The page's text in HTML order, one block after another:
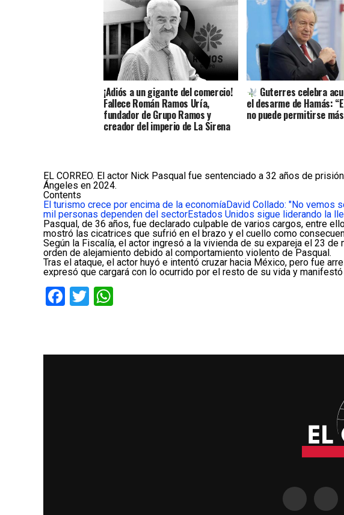
¡Adiós a un gigante del comercio!
Fallece Román Ramos Uría,
fundador de Grupo Ramos y
creador del imperio de La Sirena
Guterres celebra
el desarme de Hamás:
no puede permitirse
EL CORREO. El actor Nick Pasqual fue sentenciado a 32 años de
Ángeles en 2024.
Contents
El turismo crece por encima de la economíaDavid Collado: "No vemos
mil personas dependen del sectorEstados Unidos sigue liderando la
Pasqual, de 36 años, fue declarado culpable de varios cargos, entre
mostró las cicatrices que sufrió en el brazo y el cuello como
Según la Fiscalía, el actor ingresó a la vivienda de su expareja el 23
orden de alejamiento debido al comportamiento violento de Pasqual.
Tras el ataque, el actor huyó e intentó cruzar hacia México, pero fue
expresó que cargará con lo ocurrido por el resto de su vida y
Facebook
Twitter